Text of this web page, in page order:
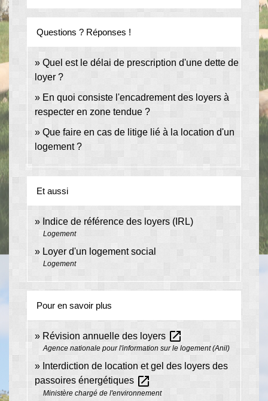
Questions ? Réponses !
Quel est le délai de prescription d'une dette de
loyer ?
En quoi consiste l'encadrement des loyers à
respecter en zone tendue ?
Que faire en cas de litige lié à la location d'un
logement ?
Et aussi
Indice de référence des loyers (IRL)
Logement
Loyer d'un logement social
Logement
Pour en savoir plus
Révision annuelle des loyers open_in_new
Agence nationale pour l'information sur le logement (Anil)
Interdiction de location et gel des loyers des
passoires énergétiques open_in_new
Ministère chargé de l'environnement